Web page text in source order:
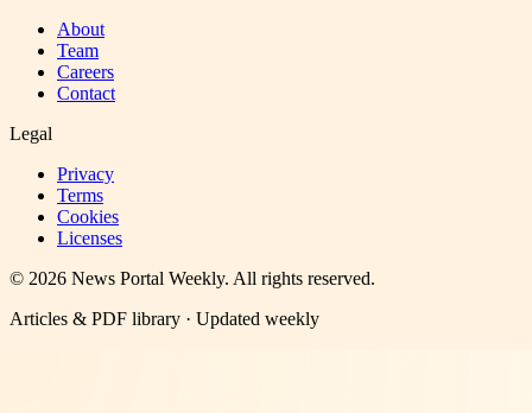
About
Team
Careers
Contact
Legal
Privacy
Terms
Cookies
Licenses
© 2026 News Portal Weekly. All rights reserved.
Articles & PDF library · Updated weekly